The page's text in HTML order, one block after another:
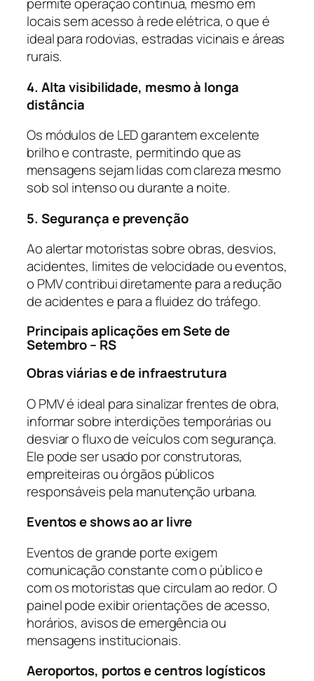
locais sem acesso à rede elétrica, o que é
ideal para rodovias, estradas vicinais e áreas
rurais.
4. Alta visibilidade, mesmo à longa
distância
Os módulos de LED garantem excelente
brilho e contraste, permitindo que as
mensagens sejam lidas com clareza mesmo
sob sol intenso ou durante a noite.
5. Segurança e prevenção
Ao alertar motoristas sobre obras, desvios,
acidentes, limites de velocidade ou eventos,
o PMV contribui diretamente para a redução
de acidentes e para a fluidez do tráfego.
Principais aplicações em Sete de
Setembro – RS
Obras viárias e de infraestrutura
O PMV é ideal para sinalizar frentes de obra,
informar sobre interdições temporárias ou
desviar o fluxo de veículos com segurança.
Ele pode ser usado por construtoras,
empreiteiras ou órgãos públicos
responsáveis pela manutenção urbana.
Eventos e shows ao ar livre
Eventos de grande porte exigem
comunicação constante com o público e
com os motoristas que circulam ao redor. O
painel pode exibir orientações de acesso,
horários, avisos de emergência ou
mensagens institucionais.
Aeroportos, portos e centros logísticos